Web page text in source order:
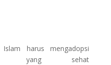
harus mengadopsi
yang sehat